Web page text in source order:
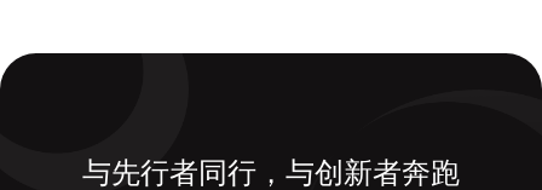
与先行者同行，与创新者奔跑